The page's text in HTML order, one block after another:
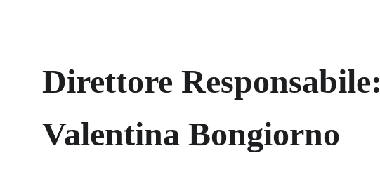
Direttore Responsabile:
Valentina Bongiorno